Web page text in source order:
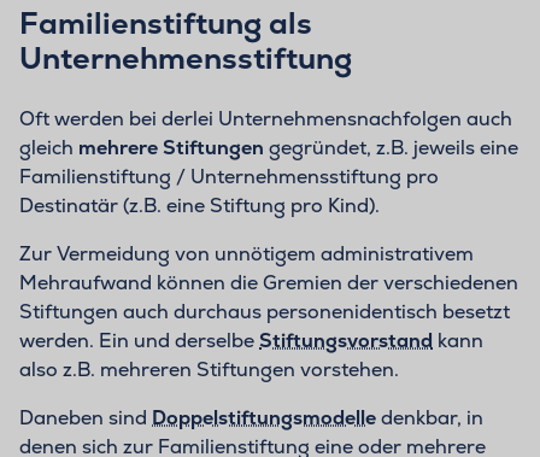
Familienstiftung als
Unternehmensstiftung
Oft werden bei derlei Unternehmensnachfolgen auch
gleich mehrere Stiftungen gegründet, z.B. jeweils eine
Familienstiftung / Unternehmensstiftung pro
Destinatär (z.B. eine Stiftung pro Kind).
Zur Vermeidung von unnötigem administrativem
Mehraufwand können die Gremien der verschiedenen
Stiftungen auch durchaus personenidentisch besetzt
werden. Ein und derselbeStiftungsvorstand kann
also z.B. mehreren Stiftungen vorstehen.
Daneben sind Doppelstiftungsmodelledenkbar, in
denen sich zur Familienstiftung eine oder mehrere